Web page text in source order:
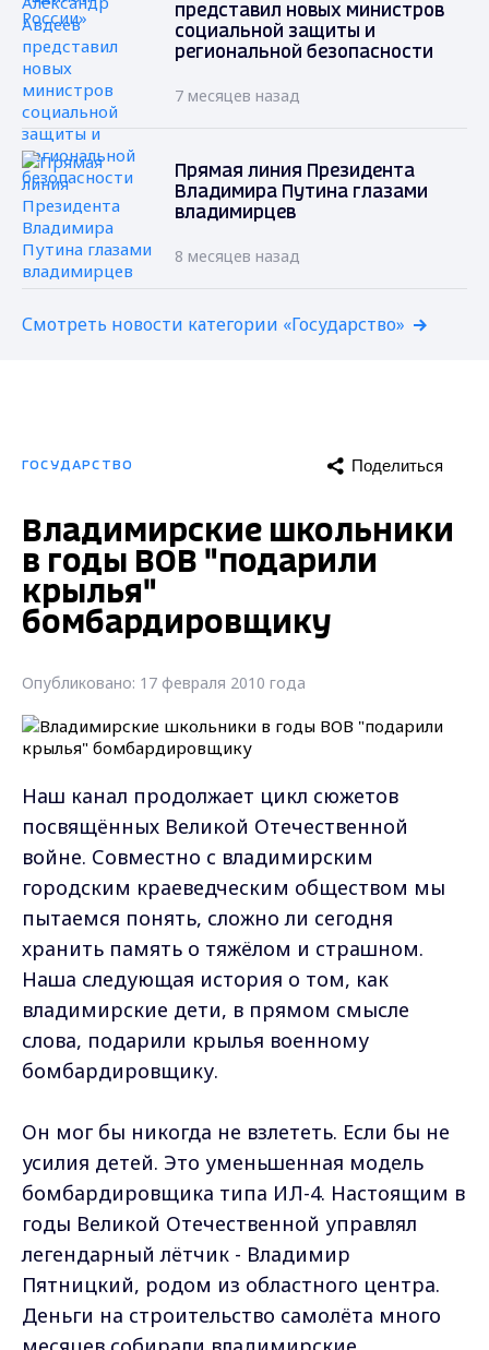
представил новых министров
социальной защиты и
региональной безопасности
7 месяцев назад
Прямая линия Президента
Владимира Путина глазами
владимирцев
8 месяцев назад
Смотреть новости категории «Государство»
ГОСУДАРСТВО Поделиться
Владимирские школьники
в годы ВОВ "подарили
крылья"
бомбардировщику
Опубликовано: 17 февраля 2010 года
Наш канал продолжает цикл сюжетов
посвящённых Великой Отечественной
войне. Совместно с владимирским
городским краеведческим обществом мы
пытаемся понять, сложно ли сегодня
хранить память о тяжёлом и страшном.
Наша следующая история о том, как
владимирские дети, в прямом смысле
слова, подарили крылья военному
бомбардировщику.
Он мог бы никогда не взлететь. Если бы не
усилия детей. Это уменьшенная модель
бомбардировщика типа ИЛ-4. Настоящим в
годы Великой Отечественной управлял
легендарный лётчик - Владимир
Пятницкий, родом из областного центра.
Деньги на строительство самолёта много